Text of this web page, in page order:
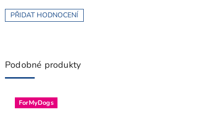
PŘIDAT HODNOCENÍ
Podobné produkty
ForMyDogs